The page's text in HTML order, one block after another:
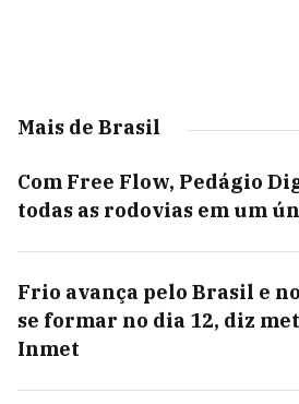
Mais de Brasil
Com Free Flow, Pedágio
todas as rodovias em um
Frio avança pelo Brasil e
se formar no dia 12, diz
Inmet